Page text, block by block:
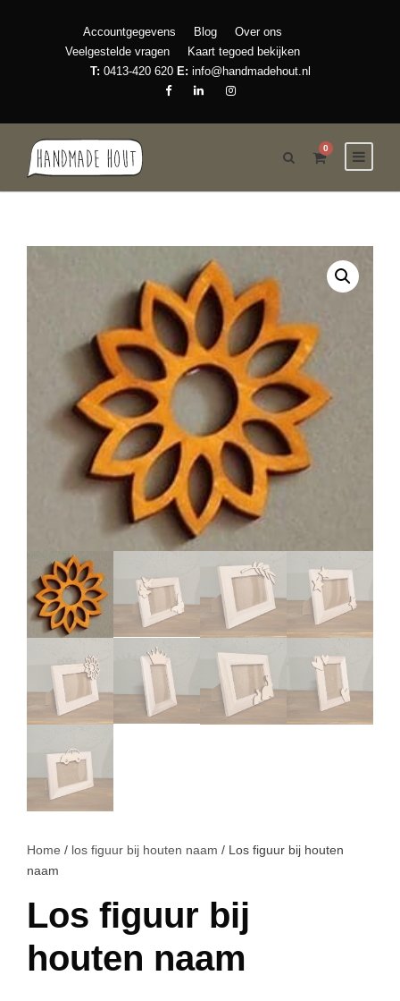
Accountgegevens Blog
Over ons
Veelgestelde vragen
Kaart tegoed bekijken
T: 0413-420 620 E: info@handmadehout.nl
0
Home / los figuur bij houten naam / Los figuur bij houten
naam
Los figuur bij
houten naam